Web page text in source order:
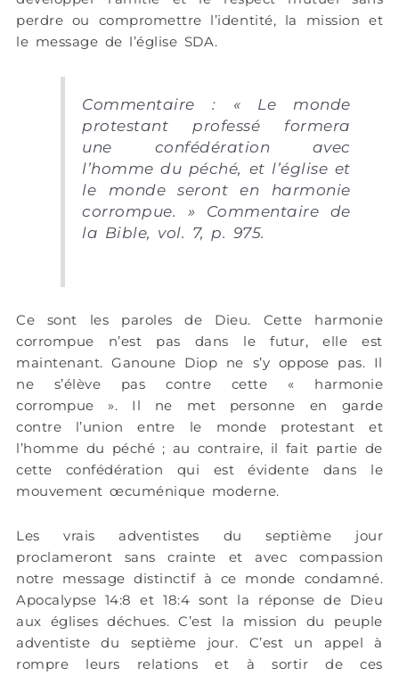
perdre ou compromettre l’identité, la mission et
le message de l’église SDA.
Commentaire : « Le monde
protestant professé formera
une confédération avec
l’homme du péché, et l’église et
le monde seront en harmonie
corrompue. » Commentaire de
la Bible, vol. 7, p. 975.
Ce sont les paroles de Dieu. Cette harmonie
corrompue n’est pas dans le futur, elle est
maintenant. Ganoune Diop ne s’y oppose pas. Il
ne s’élève pas contre cette « harmonie
corrompue ». Il ne met personne en garde
contre l’union entre le monde protestant et
l’homme du péché ; au contraire, il fait partie de
cette confédération qui est évidente dans le
mouvement œcuménique moderne.
Les vrais adventistes du septième jour
proclameront sans crainte et avec compassion
notre message distinctif à ce monde condamné.
Apocalypse 14:8 et 18:4 sont la réponse de Dieu
aux églises déchues. C’est la mission du peuple
adventiste du septième jour. C’est un appel à
rompre leurs relations et à sortir de ces